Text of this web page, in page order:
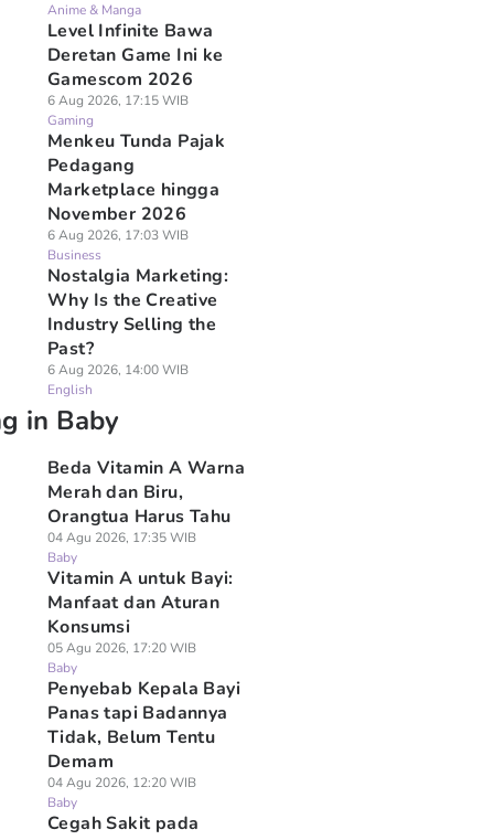
Anime & Manga
Level Infinite Bawa
Deretan Game Ini ke
Gamescom 2026
6 Aug 2026, 17:15 WIB
Gaming
Menkeu Tunda Pajak
Pedagang
Marketplace hingga
November 2026
6 Aug 2026, 17:03 WIB
Business
Nostalgia Marketing:
Why Is the Creative
Industry Selling the
Past?
6 Aug 2026, 14:00 WIB
English
in Baby
Beda Vitamin A Warna
Merah dan Biru,
Orangtua Harus Tahu
04 Agu 2026, 17:35 WIB
Baby
Vitamin A untuk Bayi:
Manfaat dan Aturan
Konsumsi
05 Agu 2026, 17:20 WIB
Baby
Penyebab Kepala Bayi
Panas tapi Badannya
Tidak, Belum Tentu
Demam
04 Agu 2026, 12:20 WIB
Baby
Cegah Sakit pada